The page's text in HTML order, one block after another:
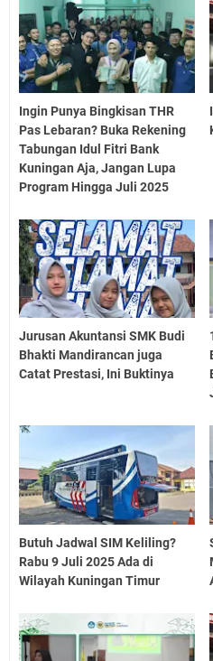
Ingin Punya Bingkisan THR
Pas Lebaran? Buka Rekening
Tabungan Idul Fitri Bank
Kuningan Aja, Jangan Lupa
Program Hingga Juli 2025
Jurusan Akuntansi SMK Budi
Bhakti Mandirancan juga
Catat Prestasi, Ini Buktinya
Butuh Jadwal SIM Keliling?
Rabu 9 Juli 2025 Ada di
Wilayah Kuningan Timur